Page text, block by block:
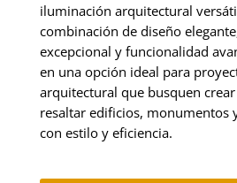
iluminación arquitectural
combinación de diseño
excepcional y funcionalidad
en una opción ideal para
arquitectural que busquen
resaltar edificios, monumentos
con estilo y eficiencia.